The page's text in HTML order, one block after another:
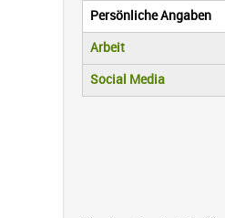
Vertikale
Persönliche Angaben
(aktiver Reiter)
Arbeit
Social Media